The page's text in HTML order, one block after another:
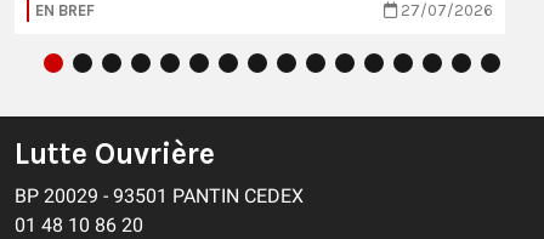
EN BREF 27/07/2026
Lutte Ouvrière
BP 20029 - 93501 PANTIN CEDEX
01 48 10 86 20